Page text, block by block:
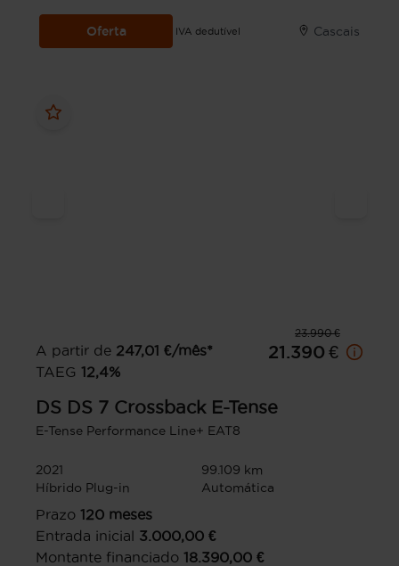
Oferta IVA dedutível Cascais
23.990 €
A partir de 247,01 €/mês*
TAEG 12,4%
21.390 €
DS DS 7 Crossback E-Tense
E-Tense Performance Line+ EAT8
2021
99.109 km
Híbrido Plug-in
Automática
Prazo 120 meses
Entrada inicial 3.000,00 €
Montante financiado 18.390,00 €